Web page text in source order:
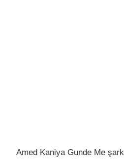
Amed Kaniya Gunde Me